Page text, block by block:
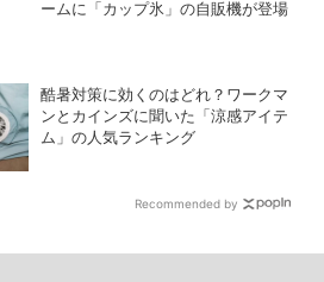
ームに「カップ氷」の自販機が登場
酷暑対策に効くのはどれ？ワークマ
ンとカインズに聞いた「涼感アイテ
ム」の人気ランキング
Recommended by